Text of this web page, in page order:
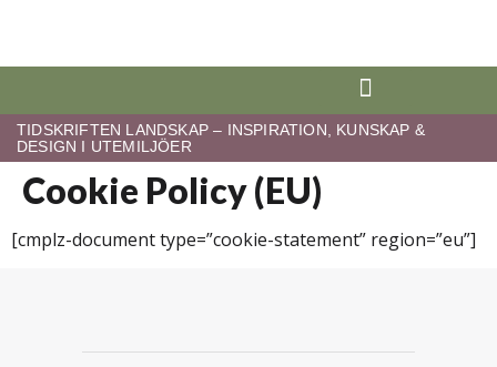
TIDSKRIFTEN LANDSKAP – INSPIRATION, KUNSKAP &
DESIGN I UTEMILJÖER
Cookie Policy (EU)
[cmplz-document type=”cookie-statement” region=”eu”]